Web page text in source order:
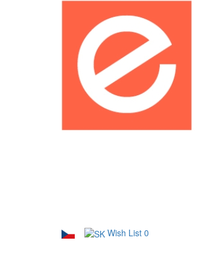
Wish List 0